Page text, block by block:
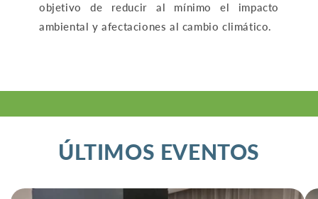
objetivo de reducir al mínimo el impacto
ambiental y afectaciones al cambio climático.
ÚLTIMOS EVENTOS